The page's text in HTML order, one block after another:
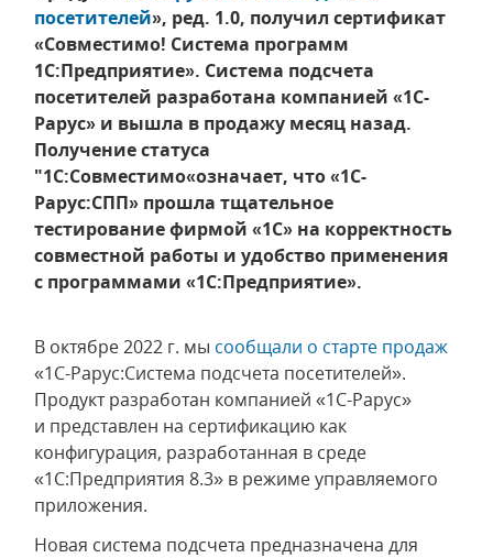
посетителей», ред. 1.0, получил сертификат
«Совместимо! Система программ
1С:Предприятие». Система подсчета
посетителей разработана компанией «1С-
Рарус» и вышла в продажу месяц назад.
Получение статуса
"1С:Совместимо«означает, что «1С-
Рарус:СПП» прошла тщательное
тестирование фирмой «1С» на корректность
совместной работы и удобство применения
с программами «1С:Предприятие».
В октябре 2022 г. мы сообщали о старте продаж
«1С-Рарус:Система подсчета посетителей».
Продукт разработан компанией «1С-Рарус»
и представлен на сертификацию как
конфигурация, разработанная в среде
«1С:Предприятия 8.3» в режиме управляемого
приложения.
Новая система подсчета предназначена для